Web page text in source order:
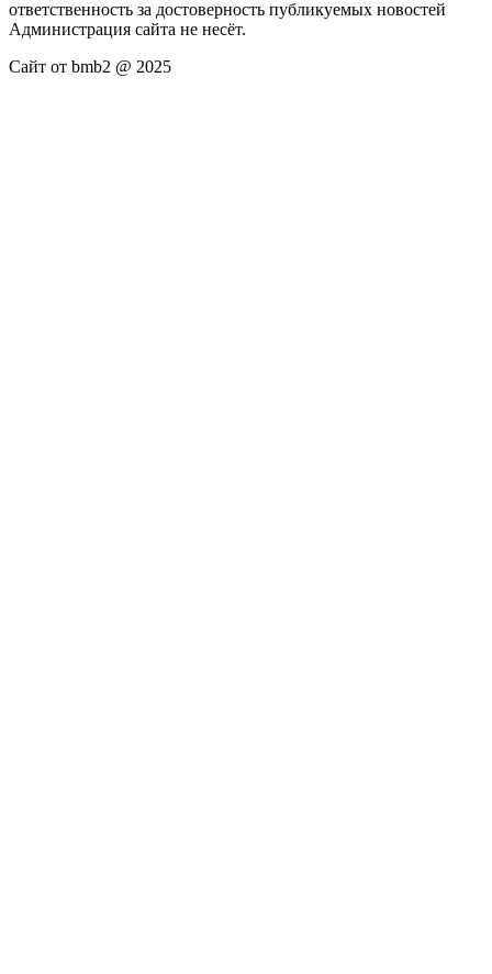
ответственность за достоверность публикуемых новостей
Администрация сайта не несёт.
Сайт от bmb2 @ 2025